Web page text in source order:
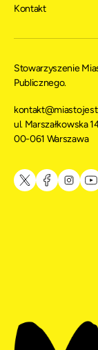
Stowarzyszenie
Publicznego.
ul. Marszałkowska
00-061 Warszawa
Kontakt